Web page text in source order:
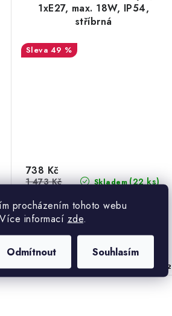
procházením tohoto webu
informací zde.
Odmítnout Souhlasím
1xE27, max. 18W, IP54,
stříbrná
49 %
Skladem(22 ks)
738 Kč
1 473 Kč
Kód:66002002